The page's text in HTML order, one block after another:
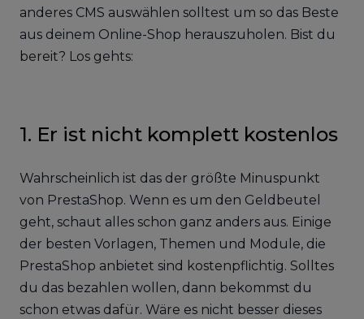
anderes CMS auswählen solltest um so das Beste
aus deinem Online-Shop herauszuholen. Bist du
bereit? Los gehts:
1. Er ist nicht komplett kostenlos
Wahrscheinlich ist das der größte Minuspunkt
von PrestaShop. Wenn es um den Geldbeutel
geht, schaut alles schon ganz anders aus. Einige
der besten Vorlagen, Themen und Module, die
PrestaShop anbietet sind kostenpflichtig. Solltes
du das bezahlen wollen, dann bekommst du
schon etwas dafür. Wäre es nicht besser dieses